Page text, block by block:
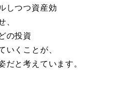
しつつ資産効
、
の投資
いくことが、
だと考えています。